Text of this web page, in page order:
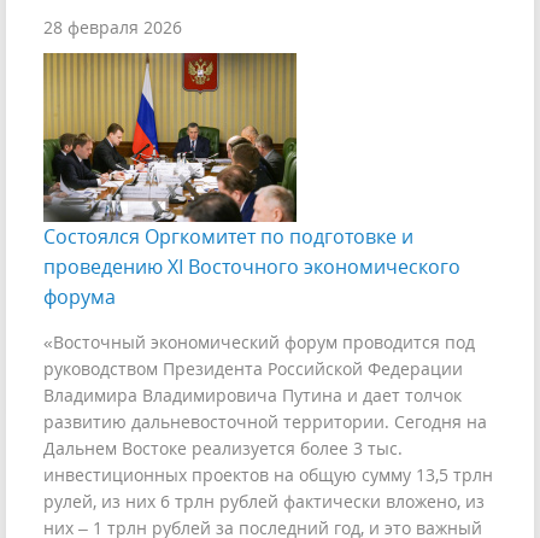
28 февраля 2026
Состоялся Оргкомитет по подготовке и
проведению XI Восточного экономического
форума
«Восточный экономический форум проводится под
руководством Президента Российской Федерации
Владимира Владимировича Путина и дает толчок
развитию дальневосточной территории. Сегодня на
Дальнем Востоке реализуется более 3 тыс.
инвестиционных проектов на общую сумму 13,5 трлн
рулей, из них 6 трлн рублей фактически вложено, из
них – 1 трлн рублей за последний год, и это важный